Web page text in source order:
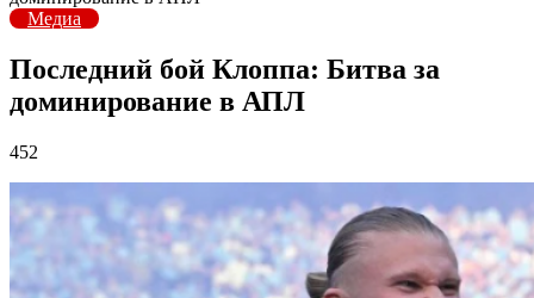
Медиа
Последний бой Клоппа: Битва за
доминирование в АПЛ
452